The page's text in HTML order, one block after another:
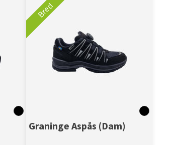
Bred
Graninge Aspås (Dam)